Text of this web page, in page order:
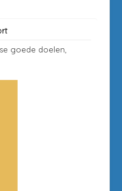
goede doelen,